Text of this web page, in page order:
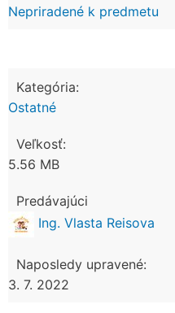
Nepriradené k predmetu
Kategória:
Ostatné
Veľkosť:
5.56 MB
Predávajúci
Ing. Vlasta Reisova
Naposledy upravené:
3. 7. 2022